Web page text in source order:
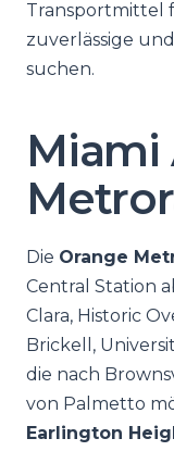
Transportmittel
zuverlässige
suchen.
Die Orange
Central Station
Clara, Historic
Brickell,
die nach
von Palmetto
Earlington